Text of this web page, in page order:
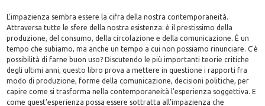
L'impazienza sembra essere la cifra della nostra contemporaneità.
Attraversa tutte le sfere della nostra esistenza: è il prestissimo della
produzione, del consumo, della circolazione e della comunicazione. È un
tempo che subiamo, ma anche un tempo a cui non possiamo rinunciare. C'è
possibilità di farne buon uso? Discutendo le più importanti teorie critiche
degli ultimi anni, questo libro prova a mettere in questione i rapporti fra
modo di produzione, forme della comunicazione, decisioni politiche, per
capire come si trasforma nella contemporaneità l'esperienza soggettiva. E
come quest'esperienza possa essere sottratta all'impazienza che